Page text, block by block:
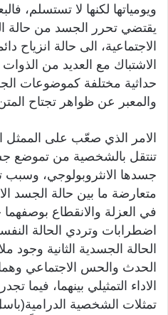
ويومياتها لكنها لا تستسلم،
يقتضي تحرر الجسد من حالة
الاجتماعية، الى حالة انزياح
الاشتباك مع العديد من
حداثية مختلفة كموضوعات
والمعبر عن ظواهر تجتاح
الامر الذي صعّب على الممثل
تنتقل بالشخصية من تموضع
جسدها الانثروبولوجي،
متعارضة ما بين حالة الجسد
في العزلة والانقطاع
اضطرابات وتردي الحالة
الحالة الجسدية الثانية
الحدث والحس الاجتماعي وهما
الاداء التمثيلي بينهما، فيما
تمثلات الشخصية